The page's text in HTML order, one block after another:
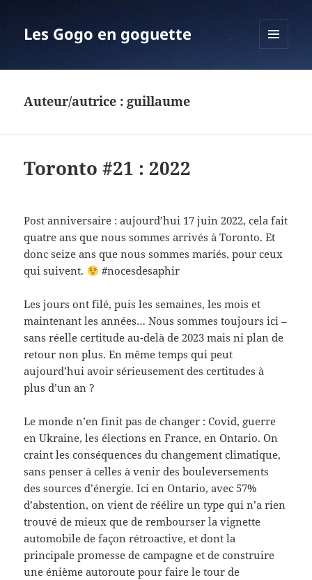
Les Gogo en goguette
Auteur/autrice : guillaume
Toronto #21 : 2022
Post anniversaire : aujourd’hui 17 juin 2022, cela fait
quatre ans que nous sommes arrivés à Toronto. Et
donc seize ans que nous sommes mariés, pour ceux
qui suivent.
#nocesdesaphir
Les jours ont filé, puis les semaines, les mois et
maintenant les années… Nous sommes toujours ici –
sans réelle certitude au-delà de 2023 mais ni plan de
retour non plus. En même temps qui peut
aujourd’hui avoir sérieusement des certitudes à
plus d’un an ?
Le monde n’en finit pas de changer : Covid, guerre
en Ukraine, les élections en France, en Ontario. On
craint les conséquences du changement climatique,
sans penser à celles à venir des bouleversements
des sources d’énergie. Ici en Ontario, avec 57%
d’abstention, on vient de réélire un type qui n’a rien
trouvé de mieux que de rembourser la vignette
automobile de façon rétroactive, et dont la
principale promesse de campagne et de construire
une énième autoroute pour faire le tour de